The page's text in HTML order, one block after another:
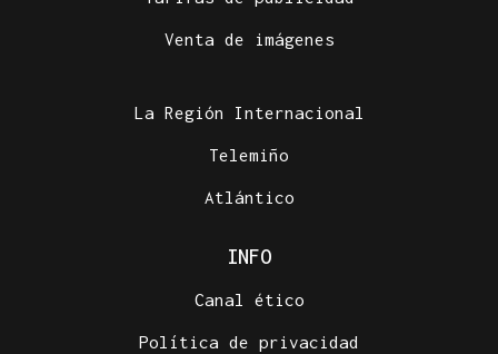
Venta de imágenes
La Región Internacional
Telemiño
Atlántico
INFO
Canal ético
Política de privacidad